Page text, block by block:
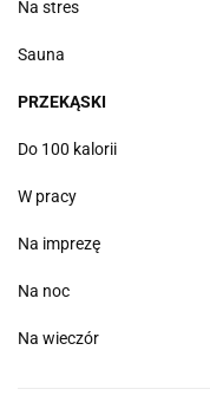
Na stres
Sauna
PRZEKĄSKI
Do 100 kalorii
W pracy
Na imprezę
Na noc
Na wieczór